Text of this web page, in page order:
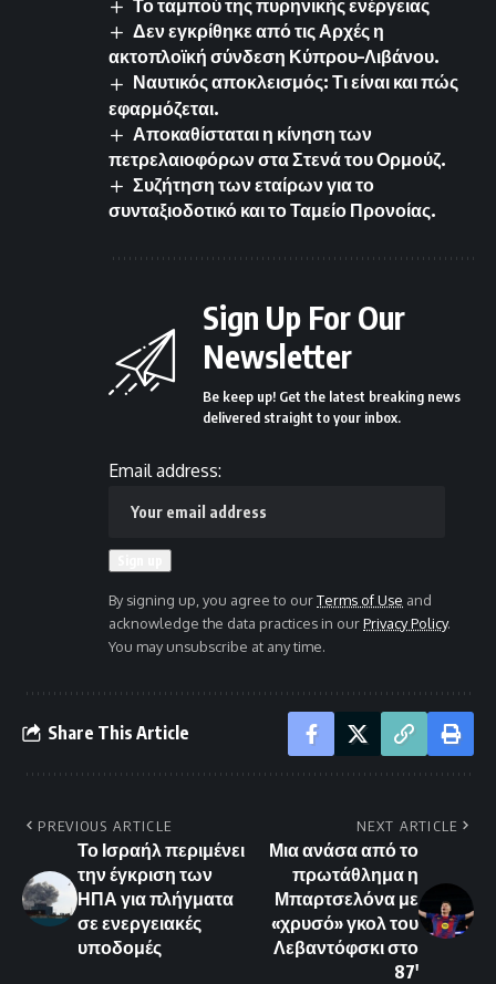
Το ταμπού της πυρηνικής ενέργειας
Δεν εγκρίθηκε από τις Αρχές η
ακτοπλοϊκή σύνδεση Κύπρου–Λιβάνου.
Ναυτικός αποκλεισμός: Τι είναι και πώς
εφαρμόζεται.
Αποκαθίσταται η κίνηση των
πετρελαιοφόρων στα Στενά του Ορμούζ.
Συζήτηση των εταίρων για το
συνταξιοδοτικό και το Ταμείο Προνοίας.
Sign Up For Our
Newsletter
Be keep up! Get the latest breaking news
delivered straight to your inbox.
Email address:
By signing up, you agree to ourTerms of Use and
acknowledge the data practices in ourPrivacy Policy.
You may unsubscribe at any time.
Share This Article
PREVIOUS ARTICLE
Το Ισραήλ περιμένει
την έγκριση των
ΗΠΑ για πλήγματα
σε ενεργειακές
υποδομές
NEXT ARTICLE
Μια ανάσα από το
πρωτάθλημα η
Μπαρτσελόνα με
«χρυσό» γκολ του
Λεβαντόφσκι στο
87′